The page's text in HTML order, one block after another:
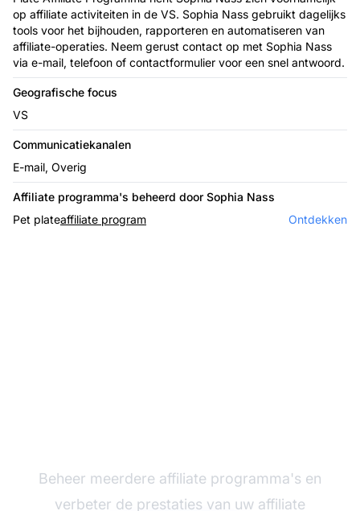
op affiliate activiteiten in de VS. Sophia Nass gebruikt dagelijks
tools voor het bijhouden, rapporteren en automatiseren van
affiliate-operaties. Neem gerust contact op met Sophia Nass
via e-mail, telefoon of contactformulier voor een snel antwoord.
Geografische focus
VS
Communicatiekanalen
E-mail, Overig
Affiliate programma's beheerd door Sophia Nass
Pet plateaffiliate program Ontdekken
Beheer meerdere affiliate programma's en
verbeter de prestaties van uw affiliate